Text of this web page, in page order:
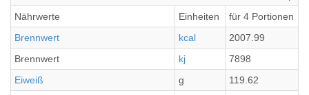
Nährwerte
Einheiten für 4 Portionen
Brennwert
kcal 2007.99
Brennwert
kj 7898
Eiweiß
g 119.62